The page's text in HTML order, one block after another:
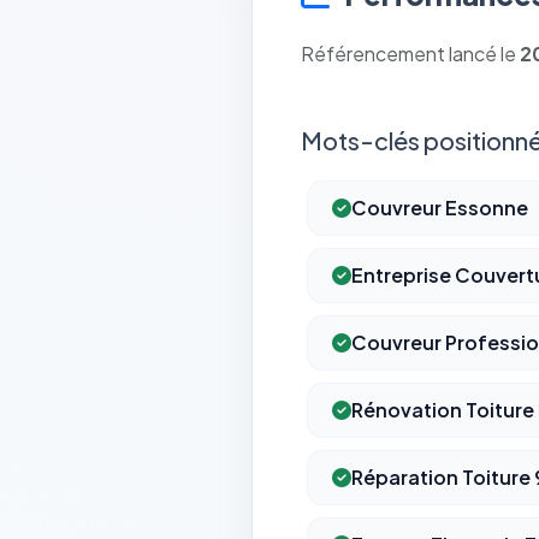
Référencement lancé le
Mots-clés
Couvreur Essonne
Entreprise
Couvreur
Rénovation Toiture
Réparation Toiture